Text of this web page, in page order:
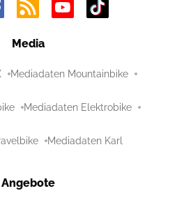
Media
Mediadaten Mountainbike
Mediadaten Elektrobike
Mediadaten Karl
Angebote